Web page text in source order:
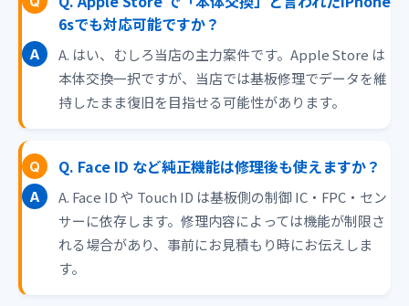
6sでも対応可能ですか？
A. はい、むしろ当店の主力案件です。Apple Store は
本体交換一択ですが、当店では基板修理でデータを維
持したまま復旧を目指せる可能性があります。
Q. Face ID など純正機能は修理後も使えますか？
A. Face ID や Touch ID は基板側の制御 IC・FPC・セン
サーに依存します。修理内容によっては機能が制限さ
れる場合があり、事前にお見積もり時にお伝えしま
す。